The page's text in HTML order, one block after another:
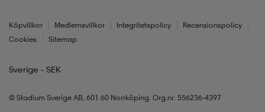
Köpvillkor Medlemsvillkor Integritetspolicy
Recensionspolicy
Cookies
Sitemap
Sverige - SEK
© Stadium Sverige AB, 601 60 Norrköping. Org.nr. 556236-4397